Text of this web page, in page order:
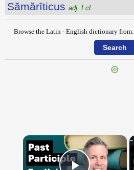
Sămărīticus adj. I cl.
Browse the Latin - English dictionary from:
×